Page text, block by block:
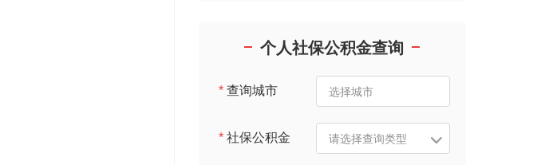
个人社保公积金查询
*查询城市
*社保公积金